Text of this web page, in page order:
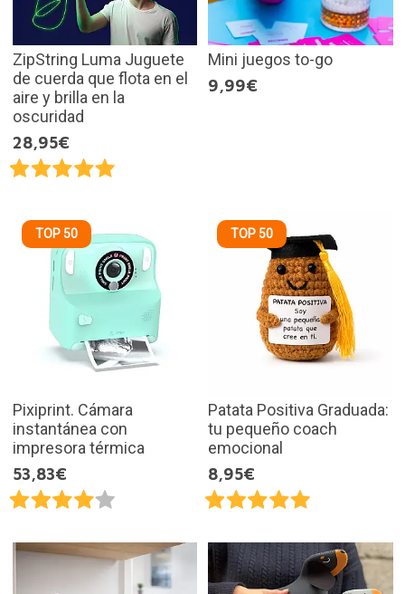
ZipString Luma Juguete
de cuerda que flota en el
aire y brilla en la
oscuridad
28,95€
Mini juegos to-go
9,99€
TOP 50
Pixiprint. Cámara
instantánea con
impresora térmica
53,83€
TOP 50
Patata Positiva Graduada:
tu pequeño coach
emocional
8,95€